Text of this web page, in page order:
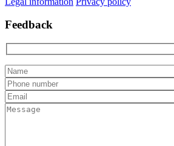
Feedback